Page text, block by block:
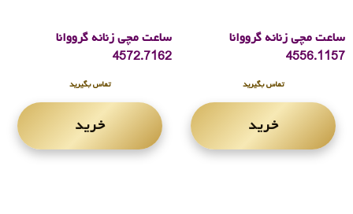
ساعت مچی زنانه گرووانا
4556.1157
تماس بگیرید
خرید
ساعت مچی زنانه گرووانا
4572.7162
تماس بگیرید
خرید